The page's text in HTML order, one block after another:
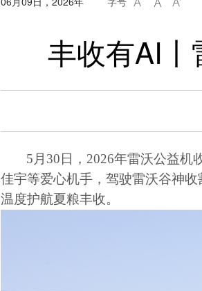
  
丰收有AI丨
5月30日，2026年雷沃公益机
佳宇等爱心机手，驾驶雷沃谷神
温度护航夏粮丰收。